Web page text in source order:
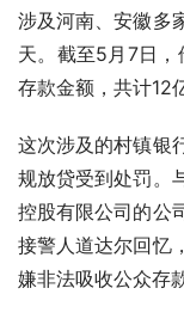
涉及河南、安徽多
天。截至5月7日
存款金额，共计12
这次涉及的村镇银
规放贷受到处罚。
控股有限公司的公
接警人道达尔回忆
嫌非法吸收公众存款